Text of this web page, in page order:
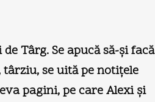
Târg. Se apucă să-şi facă
se uită pe notiţele
pagini, pe care Alexi şi